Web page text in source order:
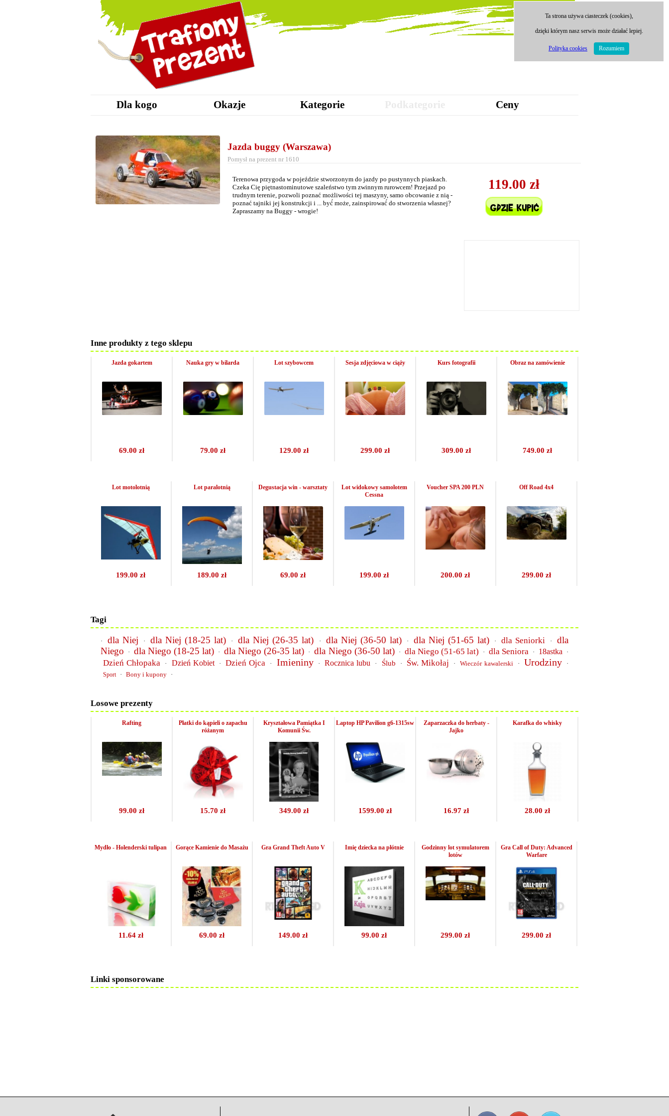
Dla kogo Okazje Kategorie Ceny
Jazda buggy (Warszawa)
Pomysł na prezent nr 1610
119.00 zł
Terenowa przygoda w pojeździe stworzonym do jazdy po pustynnych piaskach.
Czeka Cię piętnastominutowe szaleństwo tym zwinnym rurowcem! Przejazd po
trudnym terenie, pozwoli poznać możliwości tej maszyny, samo obcowanie z nią -
poznać tajniki jej konstrukcji i ... być́ może, zainspirować́ do stworzenia własnej?
Zapraszamy na Buggy - wrogie!
Inne produkty z tego sklepu
69.00 zł
Jazda gokartem
79.00 zł
Nauka gry w bilarda
129.00 zł
Lot szybowcem
299.00 zł
Sesja zdjęciowa w ciąży
309.00 zł
Kurs fotografii
749.00 zł
Obraz na zamówienie
199.00 zł
Lot motolotnią
189.00 zł
Lot paralotnią
69.00 zł
Degustacja win - warsztaty
199.00 zł
Lot widokowy samolotem
Cessna
200.00 zł
Voucher SPA 200 PLN
299.00 zł
Off Road 4x4
Tagi
· dla Niej · dla Niej (18-25 lat) · dla Niej (26-35 lat) · dla Niej (36-50 lat) · dla Niej (51-65 lat) · dla Seniorki ·
dla
Niego
· dla Niego (18-25 lat) · dla Niego (26-35 lat) · dla Niego (36-50 lat) · dla Niego (51-65 lat) · dla Seniora · 18astka ·
Dzień Chłopaka · Dzień Kobiet · Dzień Ojca · Imieniny · Rocznica lubu · Ślub · Św. Mikołaj · Wieczór kawalerski · Urodziny ·
Sport · Bony i kupony ·
Losowe prezenty
99.00 zł
Rafting
15.70 zł
Płatki do kąpieli o zapachu
różanym
349.00 zł
Kryształowa Pamiątka I
Komunii Św.
1599.00 zł
Laptop HP Pavilion g6-1315sw
16.97 zł
Zaparzaczka do herbaty -
Jajko
28.00 zł
Karafka do whisky
11.64 zł
Mydło - Holenderski tulipan
69.00 zł
Gorące Kamienie do Masażu
149.00 zł
Gra Grand Theft Auto V
99.00 zł
Imię dziecka na płótnie
299.00 zł
Godzinny lot symulatorem
lotów
299.00 zł
Gra Call of Duty: Advanced
Warfare
Linki sponsorowane
Ta strona używa ciasteczek (cookies),
dzięki którym nasz serwis może działać lepiej.
Polityka cookies Rozumiem